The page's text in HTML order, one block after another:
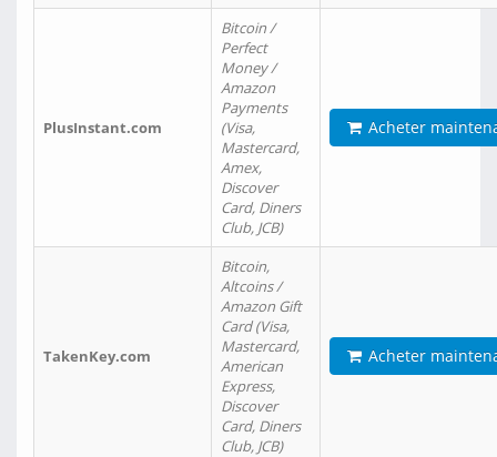
PlusInstant.com
Bitcoin /
Perfect
Money /
Amazon
Payments
(Visa,
Mastercard,
Amex,
Discover
Card, Diners
Club, JCB)
Acheter
TakenKey.com
Bitcoin,
Altcoins /
Amazon Gift
Card (Visa,
Mastercard,
American
Express,
Discover
Card, Diners
Club, JCB)
Acheter